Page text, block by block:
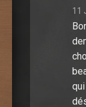
11